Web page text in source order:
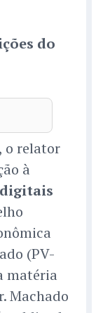
do
o relator
à
(PV-
matéria
Machado